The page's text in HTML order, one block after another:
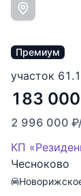
Премиум
участок
183
2 996 000 ₽
КП
Чесноково